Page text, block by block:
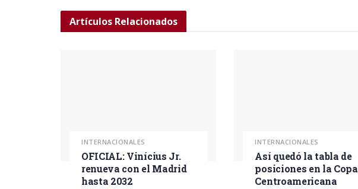
Artículos Relacionados
INTERNACIONALES
OFICIAL: Vinícius Jr.
renueva con el Madrid
hasta 2032
INTERNACIONALES
Así quedó la tabla de
posiciones en la Copa
Centroamericana